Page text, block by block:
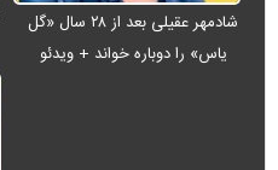
شادمهر عقیلی بعد از ۲۸ سال «گل
یاس» را دوباره خواند + ویدئو